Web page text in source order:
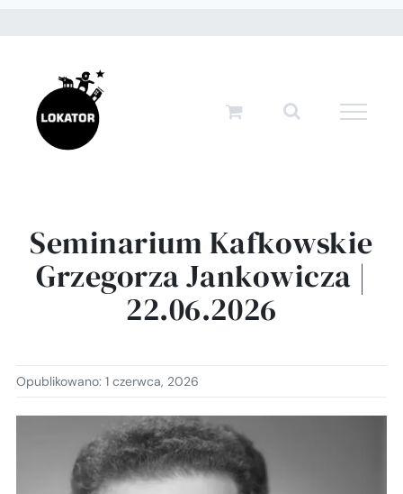
zawartości
Seminarium Kafkowskie
Grzegorza Jankowicza |
22.06.2026
Opublikowano: 1 czerwca, 2026